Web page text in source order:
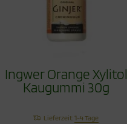
Ingwer Orange Xylitol
Kaugummi 30g
Lieferzeit:1-4 Tage